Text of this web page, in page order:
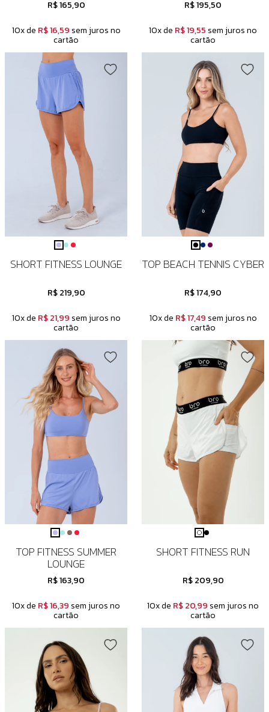
R$ 165,90
10x de R$ 16,59 sem juros no
cartão
R$ 195,50
10x de R$ 19,55 sem juros no
cartão
SHORT FITNESS LOUNGE
R$ 219,90
10x de R$ 21,99 sem juros no
cartão
TOP BEACH TENNIS CYBER
R$ 174,90
10x de R$ 17,49 sem juros no
cartão
TOP FITNESS SUMMER
LOUNGE
R$ 163,90
10x de R$ 16,39 sem juros no
cartão
SHORT FITNESS RUN
R$ 209,90
10x de R$ 20,99 sem juros no
cartão